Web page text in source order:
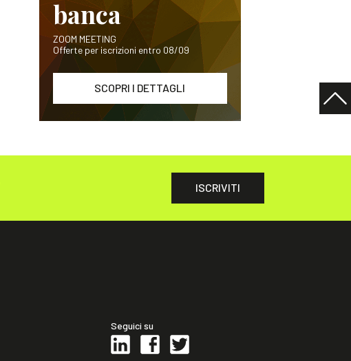
banca
ZOOM MEETING
Offerte per iscrizioni entro 08/09
SCOPRI I DETTAGLI
ISCRIVITI
Seguici su